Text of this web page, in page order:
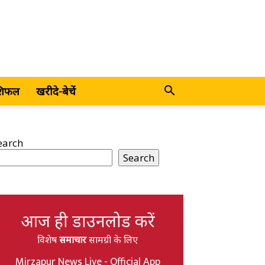
खरीदे-बेचें
Search
आज ही डाउनलोड करें
विशेषसमाचारसामग्री के लिए